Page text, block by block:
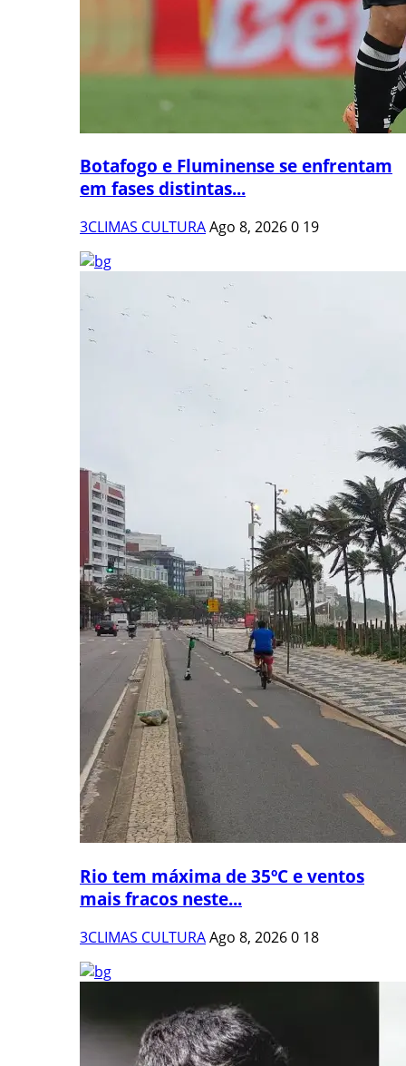
Botafogo e Fluminense se enfrentam
em fases distintas...
3CLIMAS CULTURAAgo 8, 20260 19
Rio tem máxima de 35ºC e ventos
mais fracos neste...
3CLIMAS CULTURAAgo 8, 20260 18